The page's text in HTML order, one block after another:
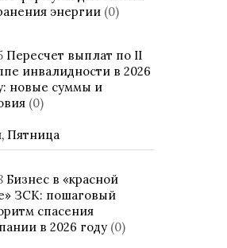
энергии (0)
Пересчет выплат по II
инвалидности в 2026
новые суммы и
(0)
Пятница
Бизнес в «красной
ЗСК: пошаговый
спасения
в 2026 году (0)